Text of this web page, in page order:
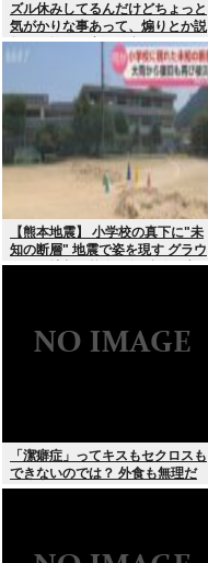
ズル休みしてるんだけどちょっと
気がかりな事あって、煽りとか説
教とか抜きに客観的意見くれる人
だけきてくれ
【熊本地震】 小学校の真下に"未
知の断層" 地震で姿を現す グラウ
ンドに地割れ校舎に亀裂 八代市
「潔癖症」ってキスもセクロスも
できないのでは？ 外食も無理だ
ろ。